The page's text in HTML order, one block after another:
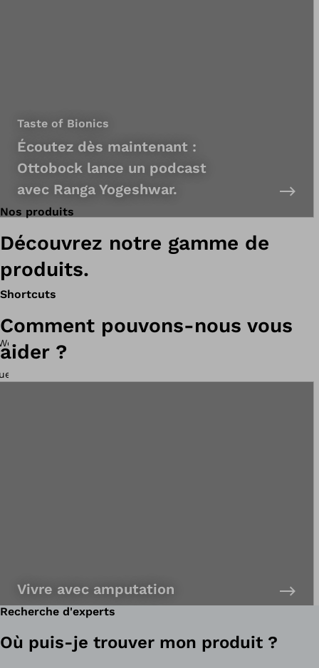
Taste of Bionics
Écoutez dès maintenant :
Ottobock lance un podcast
avec Ranga Yogeshwar.
Nos produits
Découvrez notre gamme de
produits.
Shortcuts
Comment pouvons-nous vous
aider ?
Vivre avec amputation
Recherche d'experts
Où puis-je trouver mon produit ?